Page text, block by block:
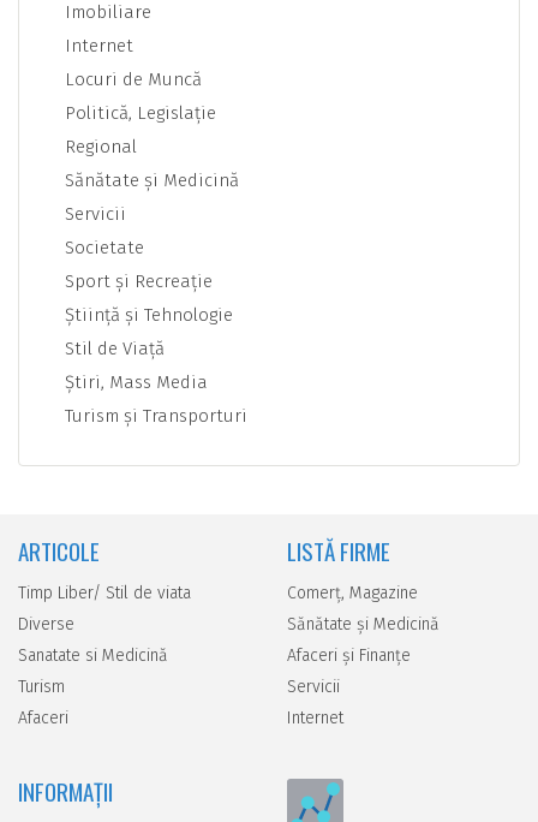
Imobiliare
Internet
Locuri de Muncă
Politică, Legislaţie
Regional
Sănătate şi Medicină
Servicii
Societate
Sport şi Recreaţie
Ştiinţă şi Tehnologie
Stil de Viaţă
Ştiri, Mass Media
Turism şi Transporturi
ARTICOLE
Timp Liber/ Stil de viata
Diverse
Sanatate si Medicină
Turism
Afaceri
LISTĂ FIRME
Comerţ, Magazine
Sănătate şi Medicină
Afaceri şi Finanţe
Servicii
Internet
INFORMAȚII